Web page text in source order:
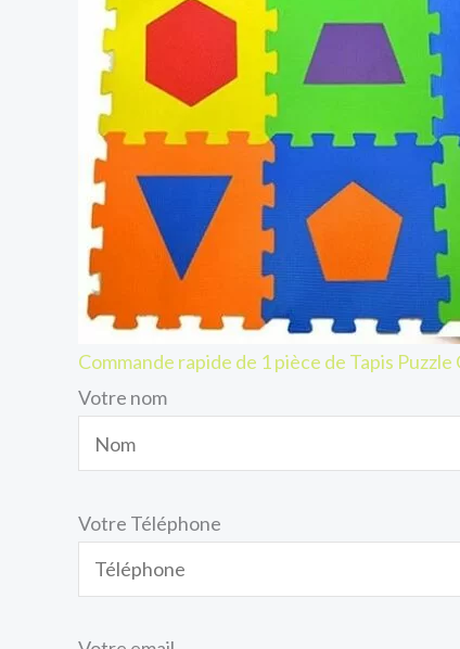
Commande rapide de 1 pièce de Tapis
Votre nom
Votre Téléphone